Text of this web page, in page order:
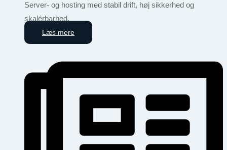
Server- og hosting med stabil drift, høj sikkerhed og
skalérbarhed.
Læs mere